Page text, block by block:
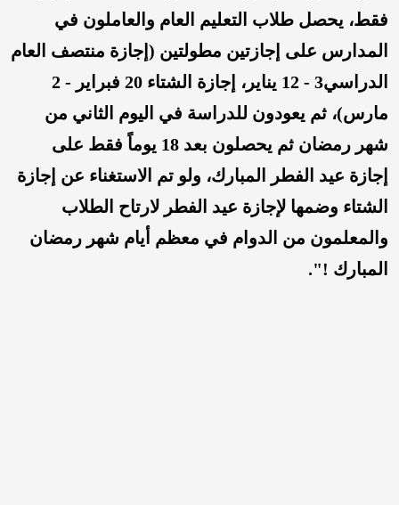
فقط، يحصل طلاب التعليم العام والعاملون في
المدارس على إجازتين مطولتين (إجازة منتصف العام
الدراسي3 - 12 يناير، إجازة الشتاء 20 فبراير - 2
مارس)، ثم يعودون للدراسة في اليوم الثاني من
شهر رمضان ثم يحصلون بعد 18 يوماً فقط على
إجازة عيد الفطر المبارك، ولو تم الاستغناء عن إجازة
الشتاء وضمها لإجازة عيد الفطر لارتاح الطلاب
والمعلمون من الدوام في معظم أيام شهر رمضان
المبارك !".